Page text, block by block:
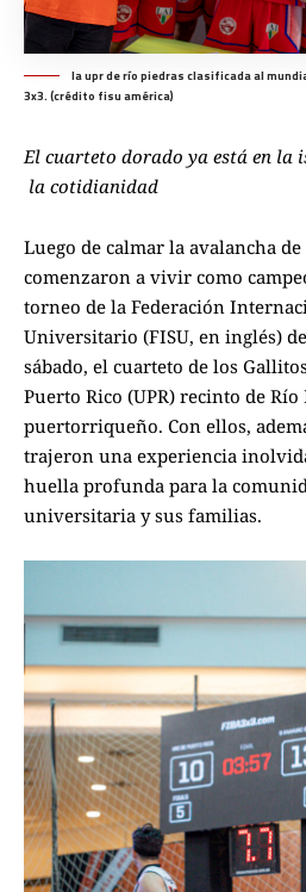
la upr de río piedras clasificada al
3x3. (crédito fisu américa)
El cuarteto dorado ya está en la
la cotidianidad
Luego de calmar la avalancha
comenzaron a vivir como
torneo de la Federación
Universitario (FISU, en inglés)
sábado, el cuarteto de los
Puerto Rico (UPR) recinto de
puertorriqueño. Con ellos,
trajeron una experiencia
huella profunda para la
universitaria y sus familias.